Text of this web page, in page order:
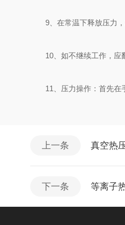
9、在常温下释放压力，
10、如不继续工作，应翻
11、压力操作：首先在手
上一条 真空热
下一条 等离子